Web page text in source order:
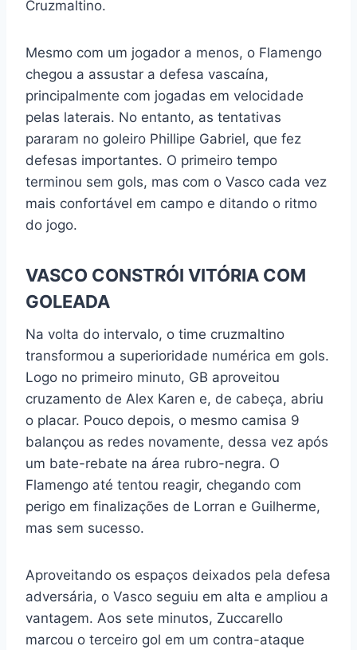
Cruzmaltino.
Mesmo com um jogador a menos, o Flamengo
chegou a assustar a defesa vascaína,
principalmente com jogadas em velocidade
pelas laterais. No entanto, as tentativas
pararam no goleiro Phillipe Gabriel, que fez
defesas importantes. O primeiro tempo
terminou sem gols, mas com o Vasco cada vez
mais confortável em campo e ditando o ritmo
do jogo.
VASCO CONSTRÓI VITÓRIA COM
GOLEADA
Na volta do intervalo, o time cruzmaltino
transformou a superioridade numérica em gols.
Logo no primeiro minuto, GB aproveitou
cruzamento de Alex Karen e, de cabeça, abriu
o placar. Pouco depois, o mesmo camisa 9
balançou as redes novamente, dessa vez após
um bate-rebate na área rubro-negra. O
Flamengo até tentou reagir, chegando com
perigo em finalizações de Lorran e Guilherme,
mas sem sucesso.
Aproveitando os espaços deixados pela defesa
adversária, o Vasco seguiu em alta e ampliou a
vantagem. Aos sete minutos, Zuccarello
marcou o terceiro gol em um contra-ataque